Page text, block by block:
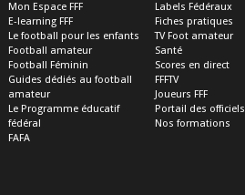
Mon Espace FFF
E-learning FFF
Le football pour les enfants
Football amateur
Football Féminin
Guides dédiés au football
amateur
Le Programme éducatif
fédéral
FAFA
Labels Fédéraux
Fiches pratiques
TV Foot amateur
Santé
Scores en direct
FFFTV
Joueurs FFF
Portail des officiels
Nos formations